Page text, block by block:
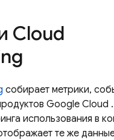
Cloud
собирает метрики,
Google Cloud .
использования в
те же